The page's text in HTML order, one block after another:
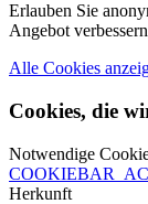
Erlauben Sie
Angebot
Alle Cookies
Cookies, die
Notwendige
Herkunft